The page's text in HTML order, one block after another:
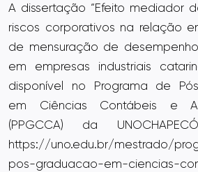
A dissertação “Efeito mediador
riscos corporativos na relação
de mensuração de
em empresas industriais
disponível no Programa de
em Ciências Contábeis e
(PPGCCA) da
https://uno.edu.br/mestrado/
pos-graduacao-em-ciencias-